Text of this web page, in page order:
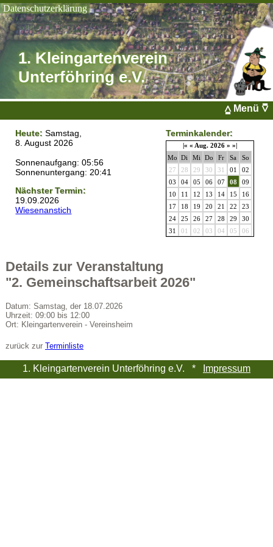
1. Kleingartenverein Unterföhring e.V.
Datenschutzerklärung
1. Kleingartenverein
Unterföhring e.V.
⩠ Menü ⩢
Heute: Samstag,
8. August 2026
Sonnenaufgang: 05:56
Sonnenuntergang: 20:41
Nächster Termin:
19.09.2026
Wiesenanstich
Terminkalender:
|« « Aug. 2026 » »|
Mo Di Mi Do Fr Sa
So
27
28 29 30 31 01
02
03
04 05 06 07 08
09
10
11 12 13 14 15
16
17
18 19 20 21 22
23
24
25 26 27 28 29
30
31
01 02 03 04 05 06
Details zur Veranstaltung
"2. Gemeinschaftsarbeit 2026"
Datum: Samstag, der 18.07.2026
Uhrzeit: 09:00 bis 12:00
Ort: Kleingartenverein - Vereinsheim
zurück zur Terminliste
1. Kleingartenverein Unterföhring e.V. * Impressum